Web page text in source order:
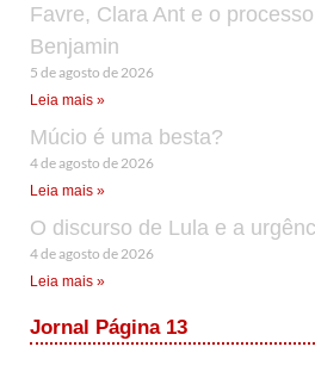
Favre, Clara Ant e o
Benjamin
5 de agosto de 2026
Leia mais »
Múcio é uma besta?
4 de agosto de 2026
Leia mais »
O discurso de Lula e a
4 de agosto de 2026
Leia mais »
Jornal Página 13